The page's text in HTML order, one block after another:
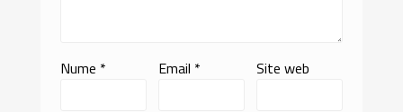
Nume * Email * Site web